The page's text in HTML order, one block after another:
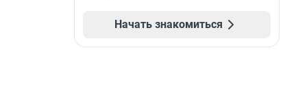
Начать знакомиться